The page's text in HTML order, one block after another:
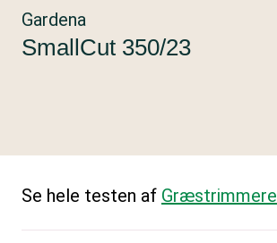
Gardena
SmallCut 350/23
Se hele testen af Græstrimmere